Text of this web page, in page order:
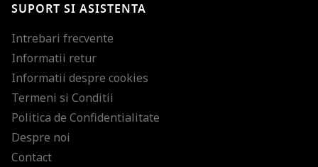
SUPORT SI ASISTENTA
Intrebari frecvente
Informatii retur
Informatii despre cookies
Termeni si Conditii
Politica de Confidentialitate
Despre noi
Contact